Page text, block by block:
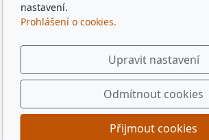
nastavení.
Prohlášení o cookies.
Upravit nastavení
Odmítnout cookies
Přijmout cookies